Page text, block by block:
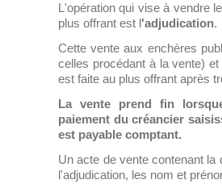
L'opération qui vise à vendre
plus offrant est l 'adjudication.
Cette vente aux enchères
celles procédant à la vente)
est faite au plus offrant après
La vente prend fin
paiement du créancier
est payable comptant.
Un acte de vente contenant la
l'adjudication, les nom et